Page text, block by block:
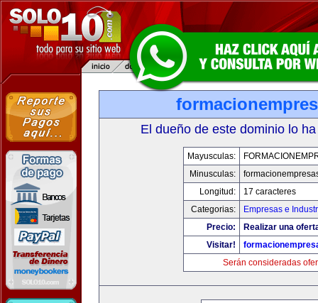
El dueño de este dominio lo
Mayusculas:
Minusculas:
Longitud:
17 caracteres
Categorias:
Empresas e
Precio:
Realizar una
Visitar!
Serán consideradas